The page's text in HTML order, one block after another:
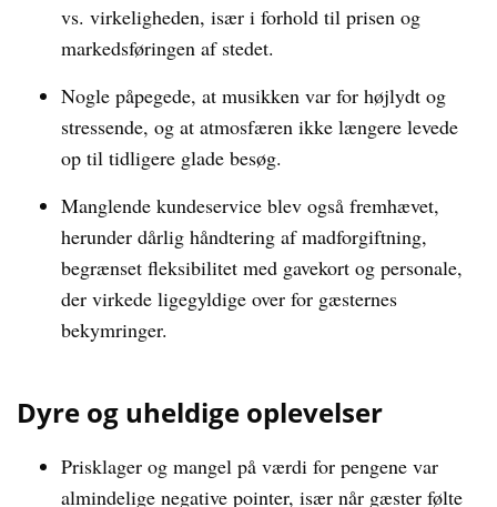
vs. virkeligheden, især i forhold til prisen og
markedsføringen af stedet.
Nogle påpegede, at musikken var for højlydt og
stressende, og at atmosfæren ikke længere levede
op til tidligere glade besøg.
Manglende kundeservice blev også fremhævet,
herunder dårlig håndtering af madforgiftning,
begrænset fleksibilitet med gavekort og personale,
der virkede ligegyldige over for gæsternes
bekymringer.
Dyre og uheldige oplevelser
Prisklager og mangel på værdi for pengene var
almindelige negative pointer, især når gæster følte